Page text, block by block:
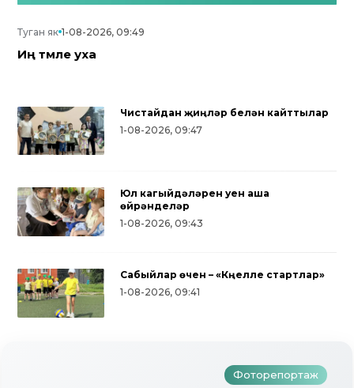
Туган як 1-08-2026, 09:49
Иң тәмле уха
Чистайдан җиңүләр белән кайттылар
1-08-2026, 09:47
Юл кагыйдәләрен уен аша
өйрәнделәр
1-08-2026, 09:43
Сабыйлар өчен – «Күңелле стартлар»
1-08-2026, 09:41
Фоторепортаж
Түбән Кама районында тугызынчы
тапкыр «Авылым хуҗабикәсе»
бәйгесе узды